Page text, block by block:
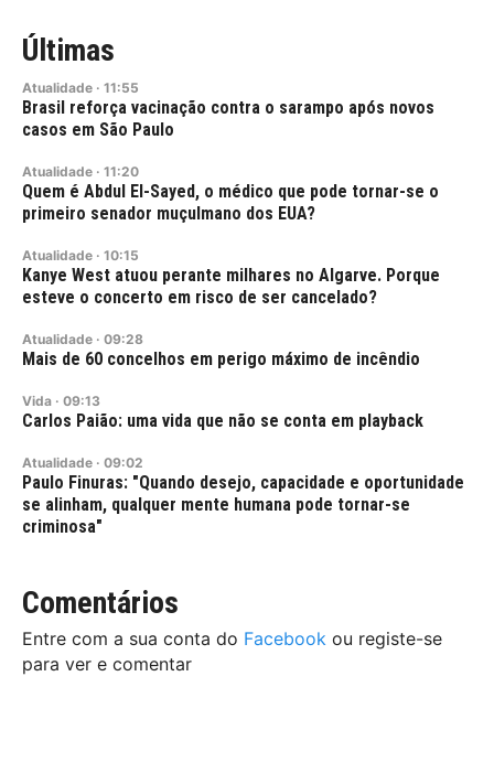
Últimas
Atualidade · 11:55
Brasil reforça vacinação contra o sarampo após novos
casos em São Paulo
Atualidade · 11:20
Quem é Abdul El-Sayed, o médico que pode tornar-se o
primeiro senador muçulmano dos EUA?
Atualidade · 10:15
Kanye West atuou perante milhares no Algarve. Porque
esteve o concerto em risco de ser cancelado?
Atualidade · 09:28
Mais de 60 concelhos em perigo máximo de incêndio
Vida · 09:13
Carlos Paião: uma vida que não se conta em playback
Atualidade · 09:02
Paulo Finuras: "Quando desejo, capacidade e oportunidade
se alinham, qualquer mente humana pode tornar-se
criminosa"
Comentários
Entre com a sua conta do Facebook ou registe-se
para ver e comentar